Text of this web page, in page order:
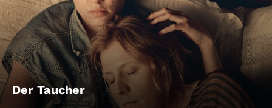
Der Taucher